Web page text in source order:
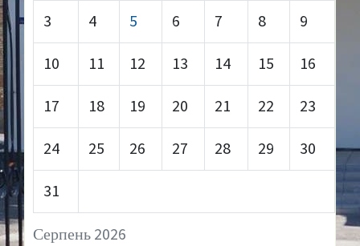
Серпень 2026
3 4 5 6 7 8 9
10 11 12 13 14 15 16
17 18 19 20 21 22 23
24 25 26 27 28 29 30
31